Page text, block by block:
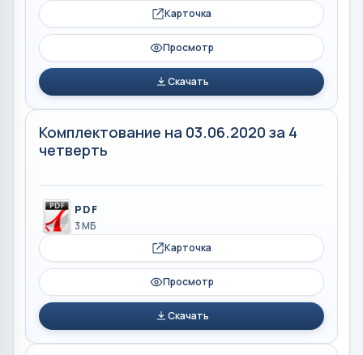
Карточка
Просмотр
Скачать
Комплектование на 03.06.2020 за 4
четверть
PDF
3 МБ
Карточка
Просмотр
Скачать